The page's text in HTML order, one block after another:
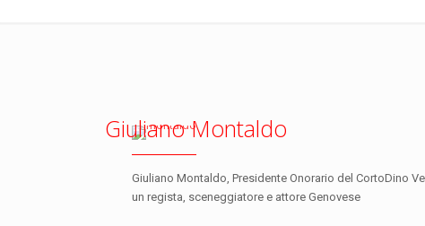
Giuliano Montaldo
Giuliano Montaldo, Presidente Onorario del CortoDino
un regista, sceneggiatore e attore Genovese